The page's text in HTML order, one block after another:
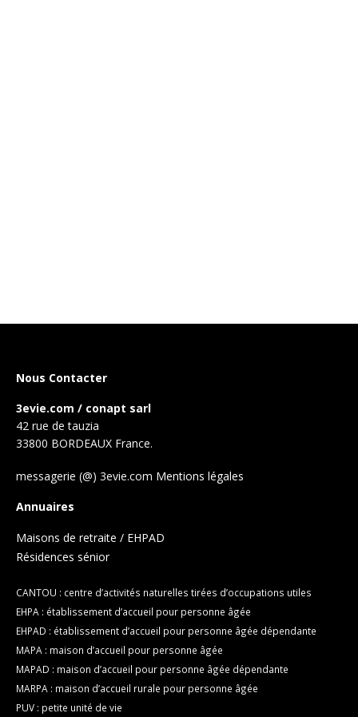
Nous Contacter
3evie.com / conapt sarl
42 rue de tauzia
33800 BORDEAUX France.
messagerie (@) 3evie.com Mentions légales
Annuaires
Maisons de retraite / EHPAD
Résidences sénior
CANTOU : centre d’activités naturelles tirées d’occupations utiles
EHPA : établissement d’accueil pour personne âgée
EHPAD : établissement d’accueil pour personne âgée dépendante
MAPA : maison d’accueil pour personne âgée
MAPAD : maison d’accueil pour personne âgée dépendante
MARPA : maison d’accueil rurale pour personne âgée
PUV : petite unité de vie